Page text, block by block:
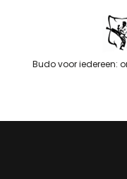
Budo voor iedereen: